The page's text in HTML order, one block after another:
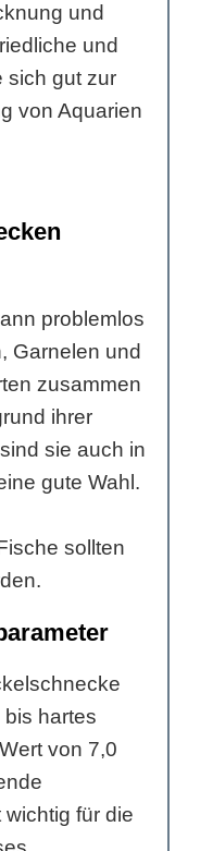
und
und
sich gut zur
von Aquarien
problemlos
Garnelen und
zusammen
ihrer
sie auch in
gute Wahl.
sollten
hartes
von 7,0
für die